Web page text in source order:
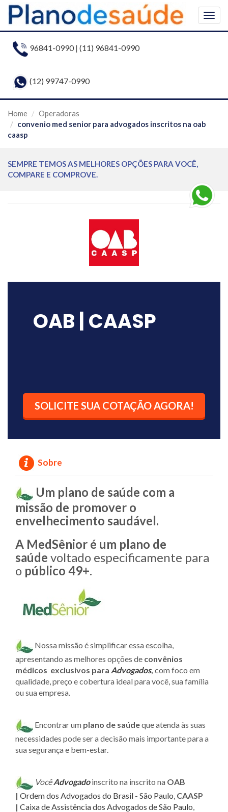
96841-0990| (11) 96841-0990
(12) 99747-0990
Home
Operadoras
convenio med senior para advogados inscritos na oab
caasp
SEMPRE TEMOS AS MELHORES OPÇÕES PARA VOCÊ,
COMPARE E COMPROVE.
OAB | CAASP
SOLICITE SUA COTAÇÃO AGORA!
Sobre
Um plano de saúde com a
missão de promover o
envelhecimento saudável.
A MedSênior é um plano de
saúde voltado especificamente para
o público 49+.
Nossa missão é simplificar essa escolha,
apresentando as melhores opções de convênios
médicos exclusivos para Advogados, com foco em
qualidade, preço e cobertura ideal para você, sua família
ou sua empresa.
Encontrar um plano de saúdeque atenda às suas
necessidades pode ser a decisão mais importante para a
sua segurança e bem-estar.
VocêAdvogado inscrito na inscrito na OAB
| Ordem dos Advogados do Brasil - São Paulo, CAASP
| Caixa de Assistência dos Advogados de São Paulo,